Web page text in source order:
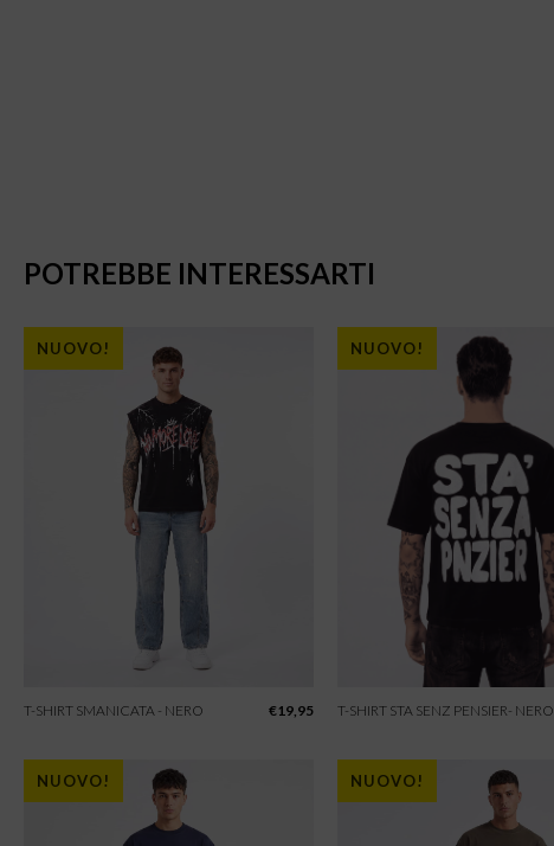
POTREBBE INTERESSARTI
NUOVO!
T-SHIRT SMANICATA - NERO €19,95
NUOVO!
T-SHIRT STA SENZ PENSIER- NERO
NUOVO! NUOVO!